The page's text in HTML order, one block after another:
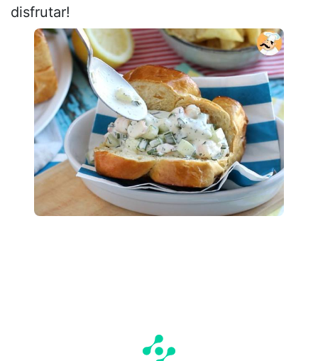
disfrutar!